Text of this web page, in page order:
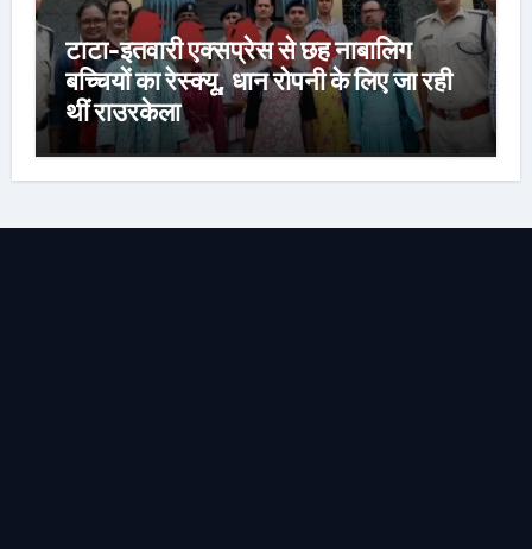
टाटा-इतवारी एक्सप्रेस से छह नाबालिग
बच्चियों का रेस्क्यू, धान रोपनी के लिए जा रही
थीं राउरकेला